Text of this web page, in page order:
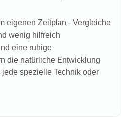
eigenen Zeitplan - Vergleiche
wenig hilfreich
eine ruhige
die natürliche Entwicklung
spezielle Technik oder